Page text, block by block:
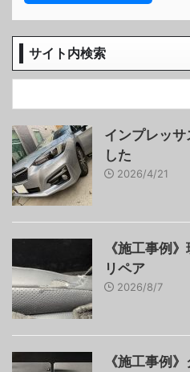
サイト内検索
インプレッ
した
2026/4/21
《施工事例
リペア
2026/8/7
《施工事例